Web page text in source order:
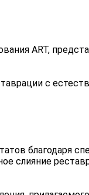
ART,
с
благодаря
слияние